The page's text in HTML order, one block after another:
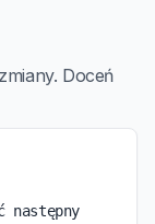
Doceń
następny